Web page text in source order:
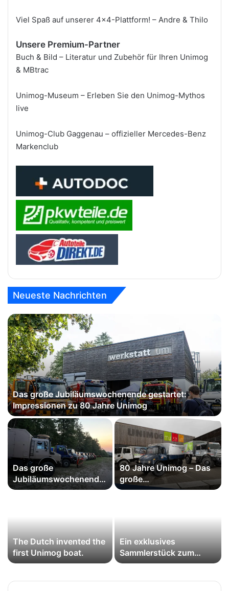
Viel Spaß auf unserer 4×4-Plattform! – Andre & Thilo
Unsere Premium-Partner
Buch & Bild – Literatur und Zubehör für Ihren Unimog
& MBtrac
Unimog-Museum – Erleben Sie den Unimog-Mythos
live
Unimog-Club Gaggenau – offizieller Mercedes-Benz
Markenclub
Neueste Nachrichten
Das große Jubiläumswochenende gestartet:
Impressionen zu 80 Jahre Unimog
Das große
Jubiläumswochenende
gestartet: Erste
80 Jahre Unimog – Das
große
Jubiläumswochenende
The Dutch invented the
first Unimog boat.
Ein exklusives
Sammlerstück zum
Unimog-Jubiläum